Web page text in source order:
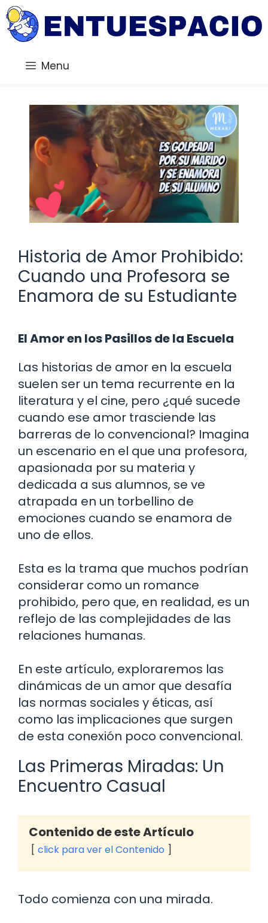
Saltar
al
contenido
Menu
Historia de Amor Prohibido:
Cuando una Profesora se
Enamora de su Estudiante
El Amor en los Pasillos de la Escuela
Las historias de amor en la escuela
suelen ser un tema recurrente en la
literatura y el cine, pero ¿qué sucede
cuando ese amor trasciende las
barreras de lo convencional? Imagina
un escenario en el que una profesora,
apasionada por su materia y
dedicada a sus alumnos, se ve
atrapada en un torbellino de
emociones cuando se enamora de
uno de ellos.
Esta es la trama que muchos podrían
considerar como un romance
prohibido, pero que, en realidad, es un
reflejo de las complejidades de las
relaciones humanas.
En este artículo, exploraremos las
dinámicas de un amor que desafía
las normas sociales y éticas, así
como las implicaciones que surgen
de esta conexión poco convencional.
Las Primeras Miradas: Un
Encuentro Casual
Contenido de este Artículo
click para ver el Contenido
Todo comienza con una mirada.